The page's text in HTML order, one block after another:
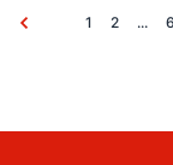
1 2 ... 6